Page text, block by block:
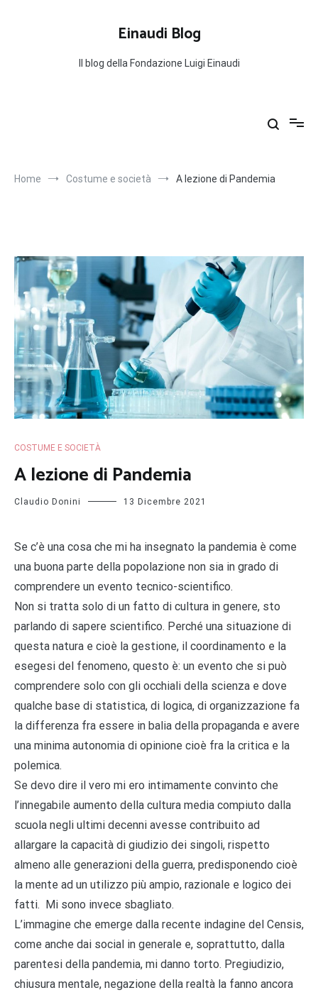
Einaudi Blog
Il blog della Fondazione Luigi Einaudi
Home Costume e società A lezione di Pandemia
COSTUME E SOCIETÀ
A lezione di Pandemia
Claudio Donini 13 Dicembre 2021
Se c’è una cosa che mi ha insegnato la pandemia è come
una buona parte della popolazione non sia in grado di
comprendere un evento tecnico-scientifico.
Non si tratta solo di un fatto di cultura in genere, sto
parlando di sapere scientifico. Perché una situazione di
questa natura e cioè la gestione, il coordinamento e la
esegesi del fenomeno, questo è: un evento che si può
comprendere solo con gli occhiali della scienza e dove
qualche base di statistica, di logica, di organizzazione fa
la differenza fra essere in balia della propaganda e avere
una minima autonomia di opinione cioè fra la critica e la
polemica.
Se devo dire il vero mi ero intimamente convinto che
l’innegabile aumento della cultura media compiuto dalla
scuola negli ultimi decenni avesse contribuito ad
allargare la capacità di giudizio dei singoli, rispetto
almeno alle generazioni della guerra, predisponendo cioè
la mente ad un utilizzo più ampio, razionale e logico dei
fatti. Mi sono invece sbagliato.
L’immagine che emerge dalla recente indagine del Censis,
come anche dai social in generale e, soprattutto, dalla
parentesi della pandemia, mi danno torto. Pregiudizio,
chiusura mentale, negazione della realtà la fanno ancora